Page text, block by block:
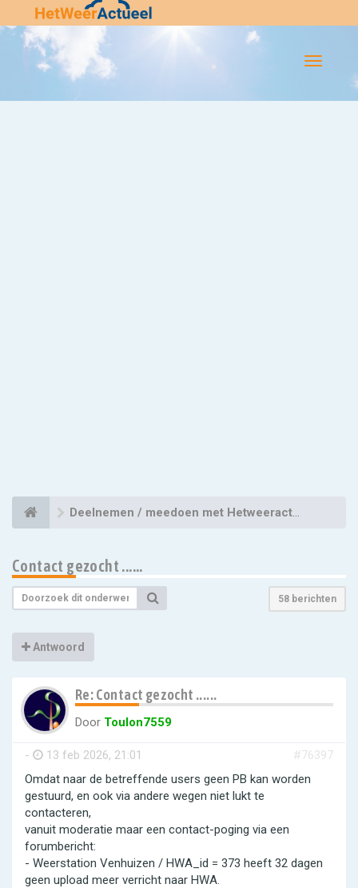
Flip-
Deelnemen / meedoen met Hetweeractueel
Contact gezocht ......
58 berichten
Antwoord
Re: Contact gezocht ......
Door Toulon7559
- 13 feb 2026, 21:01
#76397
Omdat naar de betreffende users geen PB kan worden
gestuurd, en ook via andere wegen niet lukt te
contacteren,
vanuit moderatie maar een contact-poging via een
forumbericht:
- Weerstation Venhuizen / HWA_id = 373 heeft 32 dagen
geen upload meer verricht naar HWA.